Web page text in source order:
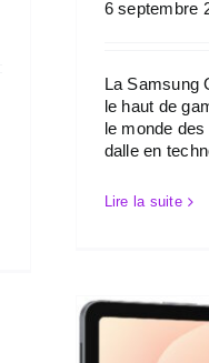
6 septembre
La Samsung
le haut de
le monde
dalle en
Lire la suite